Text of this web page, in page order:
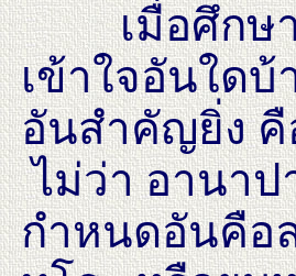
เมื่อศึกษาธ
เข้าใจอันใดบ้
อันสำคัญยิ่ง
ไม่ว่า อานาป
กำหนดอันคือ